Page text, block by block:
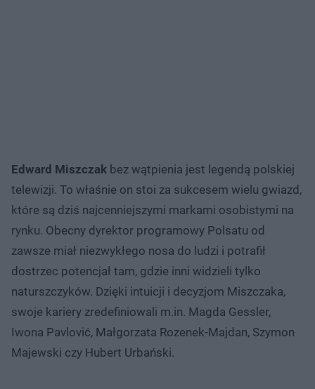
Edward Miszczak bez wątpienia jest legendą polskiej
telewizji. To właśnie on stoi za sukcesem wielu gwiazd,
które są dziś najcenniejszymi markami osobistymi na
rynku. Obecny dyrektor programowy Polsatu od
zawsze miał niezwykłego nosa do ludzi i potrafił
dostrzec potencjał tam, gdzie inni widzieli tylko
naturszczyków. Dzięki intuicji i decyzjom Miszczaka,
swoje kariery zredefiniowali m.in. Magda Gessler,
Iwona Pavlović, Małgorzata Rozenek-Majdan, Szymon
Majewski czy Hubert Urbański.